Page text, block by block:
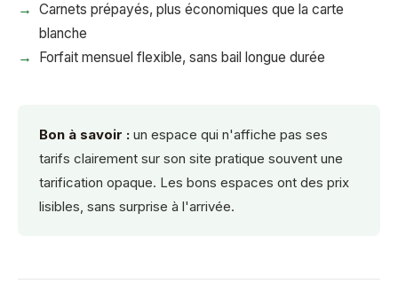
Carnets prépayés, plus économiques que la carte
blanche
Forfait mensuel flexible, sans bail longue durée
Bon à savoir : un espace qui n'affiche pas ses
tarifs clairement sur son site pratique souvent une
tarification opaque. Les bons espaces ont des prix
lisibles, sans surprise à l'arrivée.